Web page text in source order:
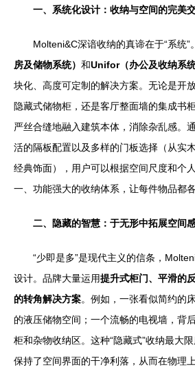
一、系统化设计：收纳与空间的完美
Molteni&C深谙收纳的真谛在于“系统”
房及储物系统） 和Unifor（办公及收纳系统
块化、高度可定制的解决方案。无论是开
隐藏式储物柜，还是客厅整面墙的集成书
严丝合缝地融入建筑本体，消除杂乱感。
活的隔板配置以及多样的门板选择（从实
经典饰面），用户可以根据空间尺度和个
一、功能强大的收纳体系，让每件物品都各
二、隐藏的智慧：于无形中拓展空间
“少即是多”是现代主义的信条，
设计。品牌大量运用提升式柜门、平滑的
的转角解决方案。例如，一张看似简约的
的液压储物空间；一个流畅的电视墙，背
柜和杂物收纳区。这种“隐藏式”收纳最大
保持了空间界面的干净利落，从而在物理